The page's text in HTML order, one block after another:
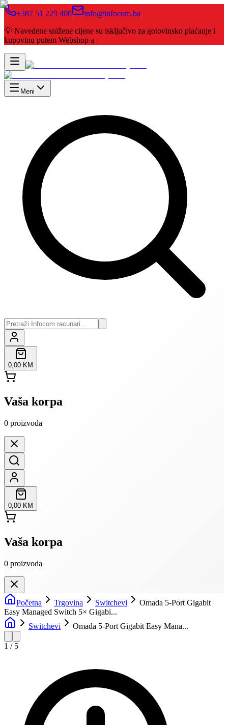
+387 51 229 400
info@infocom.ba
💡 Navedene snižene cijene su isključivo za gotovinsko plaćanje i
kupovinu putem Webshop-a
Meni
0,00 KM
Vaša korpa
0 proizvoda
0,00 KM
Vaša korpa
0 proizvoda
Početna Trgovina Switchevi
Omada 5-Port Gigabit
Easy Managed Switch 5× Gigabi...
Switchevi
Omada 5-Port Gigabit Easy Mana...
1 / 5